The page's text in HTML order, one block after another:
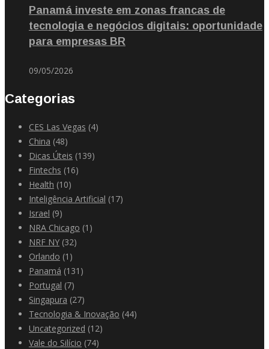
Panamá investe em zonas francas de
tecnologia e negócios digitais: oportunidade
para empresas BR
09/05/2026
Categorias
CES Las Vegas (4)
China (48)
Dicas Úteis (139)
Fintechs (16)
Health (10)
Inteligência Artificial (17)
Israel (9)
NRA Chicago (1)
NRF NY (32)
Orlando (1)
Panamá (131)
Portugal (7)
Singapura (27)
Tecnologia & Inovação (44)
Uncategorized (12)
Vale do Silício (74)